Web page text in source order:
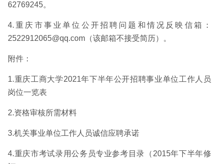
62769245。
4.重庆市事业单位公开招聘问题和情况反映信箱：
2522912065@qq.com（该邮箱不接受简历）。
附件：
1.重庆工商大学2021年下半年公开招聘事业单位工作人员
岗位一览表
2.资格审核所需材料
3.机关事业单位工作人员诚信应聘承诺
4.重庆市考试录用公务员专业参考目录（2015年下半年修